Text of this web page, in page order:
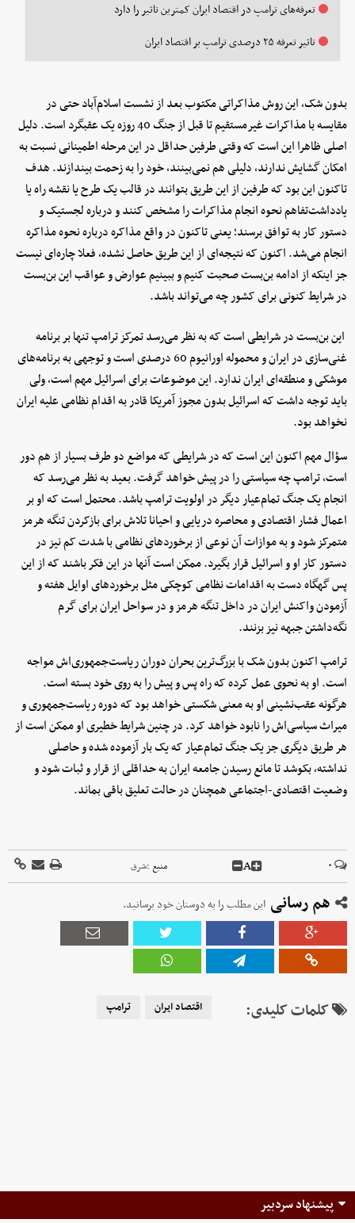
تعرفه‌های ترامپ در اقتصاد ایران کمترین تاثیر را دارد
تاثیر تعرفه ۲۵ درصدی ترامپ بر اقتصاد ایران
بدون شک، این روش مذاکراتی مکتوب بعد از نشست اسلام‌آباد حتی در
مقایسه با مذاکرات غیرمستقیم تا قبل از جنگ 40 روزه یک عقبگرد است. دلیل
اصلی ظاهرا این است که وقتی طرفین حداقل در این مرحله اطمینانی نسبت به
امکان گشایش ندارند، دلیلی هم نمی‌بینند، خود را به زحمت بیندازند. هدف
تاکنون این بود که طرفین از این طریق بتوانند در قالب یک طرح یا نقشه راه یا
یادداشت‌تفاهم نحوه انجام مذاکرات را مشخص کنند و درباره لجستیک و
دستور کار به توافق برسند؛ یعنی تاکنون در واقع مذاکره درباره نحوه مذاکره
انجام می‌شد. اکنون که نتیجه‌ای از این طریق حاصل نشده، فعلا چاره‌ای نیست
جز اینکه از ادامه بن‌بست صحبت کنیم و ببینیم عوارض و عواقب این بن‌بست
در شرایط کنونی برای کشور چه می‌تواند باشد.
این بن‌بست در شرایطی است که به نظر می‌رسد تمرکز ترامپ تنها بر برنامه
غنی‌سازی در ایران و محموله اورانیوم 60 درصدی است و توجهی به برنامه‌های
موشکی و منطقه‌ای ایران ندارد. این موضوعات برای اسرائیل مهم است، ولی
باید توجه داشت که اسرائیل بدون مجوز آمریکا قادر به اقدام نظامی علیه ایران
نخواهد بود.
سؤال مهم اکنون این است که در شرایطی که مواضع دو طرف بسیار از هم دور
است، ترامپ چه سیاستی را در پیش خواهد گرفت. بعید به نظر می‌رسد که
انجام یک جنگ تمام‌عیار دیگر در اولویت ترامپ باشد. محتمل است که او بر
اعمال فشار اقتصادی و محاصره دریایی و احیانا تلاش برای بازکردن تنگه هرمز
متمرکز شود و به موازات آن نوعی از برخوردهای نظامی با شدت کم نیز در
دستور کار او و اسرائیل قرار بگیرد. ممکن است آنها در این فکر باشند که از این
پس گهگاه دست به اقدامات نظامی کوچکی مثل برخوردهای اوایل هفته و
آزمودن واکنش ایران در داخل تنگه هرمز و در سواحل ایران برای گرم
نگه‌داشتن جبهه نیز بزنند.
ترامپ اکنون بدون شک با بزرگ‌ترین بحران دوران ریاست‌جمهوری‌اش مواجه
است. او به نحوی عمل کرده که راه پس و پیش را به روی خود بسته است.
هرگونه عقب‌نشینی او به معنی شکستی خواهد بود که دوره ریاست‌جمهوری و
میراث سیاسی‌اش را نابود خواهد کرد. در چنین شرایط خطیری او ممکن است از
هر طریق دیگری جز یک جنگ تمام‌عیار که یک بار آزموده شده و حاصلی
نداشته، بکوشد تا مانع رسیدن جامعه ایران به حداقلی از قرار و ثبات شود و
وضعیت اقتصادی-اجتماعی همچنان در حالت تعلیق باقی بماند.
۰ A منبع :شرق
هم رسانی این مطلب را به دوستان خود برسانید.
کلمات کلیدی: اقتصاد ایران ترامپ
پیشنهاد سردبیر